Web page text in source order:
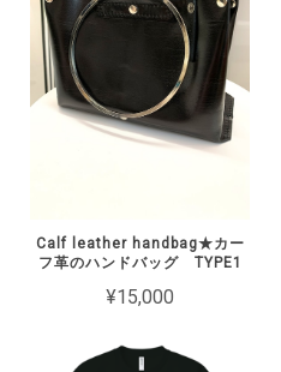
Calf leather handbag★カー
フ革のハンドバッグ TYPE1
¥15,000